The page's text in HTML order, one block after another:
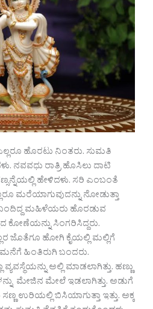
ಹೊರಟು ನಿಂತರು. ಸುಮತಿ
ನವವಧು ರಾತ್ರಿ ಹೊಸಿಲು ದಾಟಿ
ಹೇಳಿದಳು. ಸರಿ ಎಂಬಂತೆ
ಮರೆಯಾಗುವುದನ್ನು ನೋಡುತ್ತಾ
ಬಂದಿದ್ದ ಮಹಿಳೆಯರು ಹೊರಡುವ
ಕೋಣೆಯನ್ನು ಸಿಂಗರಿಸಿದ್ದರು.
ಜೊತೆಗೂ ಹೋಗಿ ಕೈಯಲ್ಲಿ ಮಲ್ಲಿಗೆ
ಹಿಂತಿರುಗಿ ಬಂದರು.
ಅಲ್ಲಿ ಮಾಡಲಾಗಿತ್ತು. ಹಣ್ಣು
ಮೇಜಿನ ಮೇಲೆ ಇಡಲಾಗಿತ್ತು. ಅಡುಗೆ
ಉರಿಯಲ್ಲಿ ಬಿಸಿಯಾಗುತ್ತಾ ಇತ್ತು. ಅಕ್ಕ